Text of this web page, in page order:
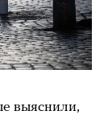
выяснили,